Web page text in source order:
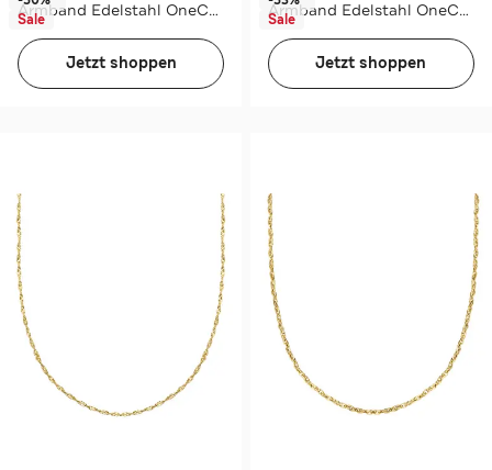
Armband Edelstahl OneColor
Sale
Jetzt shoppen
Armband Edelstahl OneColor
Sale
Jetzt shoppen